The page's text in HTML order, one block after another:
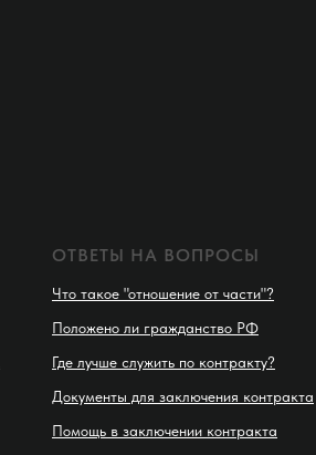
ОТВЕТЫ НА ВОПРОСЫ
Что такое "отношение от части"?
Положено ли гражданство РФ
Где лучше служить по контракту?
Документы для заключения контракта
Помощь в заключении контракта